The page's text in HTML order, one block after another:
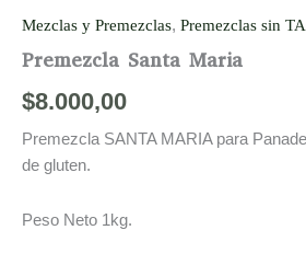
Mezclas y Premezclas, Premezclas sin
Premezcla Santa Maria
$8.000,00
Premezcla SANTA MARIA para
de gluten.
Peso Neto 1kg.